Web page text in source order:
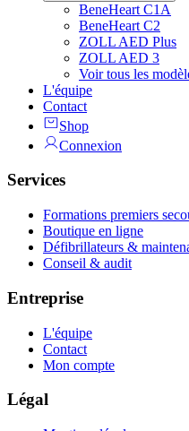
BeneHeart C1A
BeneHeart C2
ZOLL AED Plus
ZOLL AED 3
Voir tous les
L'équipe
Contact
Shop
Connexion
Services
Formations premiers
Boutique en ligne
Défibrillateurs &
Conseil & audit
Entreprise
L'équipe
Contact
Mon compte
Légal